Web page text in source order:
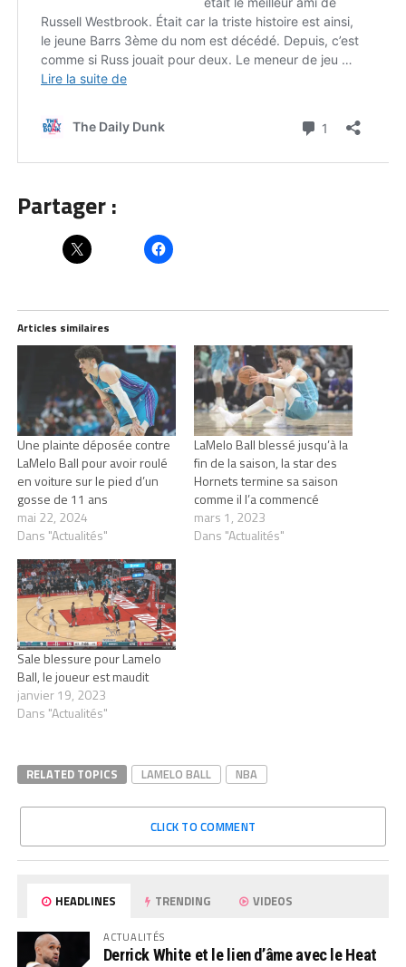
Partager :
Articles similaires
Une plainte déposée contre
LaMelo Ball pour avoir roulé
en voiture sur le pied d’un
gosse de 11 ans
mai 22, 2024
Dans "Actualités"
LaMelo Ball blessé jusqu’à la
fin de la saison, la star des
Hornets termine sa saison
comme il l’a commencé
mars 1, 2023
Dans "Actualités"
Sale blessure pour Lamelo
Ball, le joueur est maudit
janvier 19, 2023
Dans "Actualités"
RELATED TOPICS LAMELO BALL NBA
CLICK TO COMMENT
HEADLINES TRENDING VIDEOS
ACTUALITÉS
Derrick White et le lien d’âme avec le Heat